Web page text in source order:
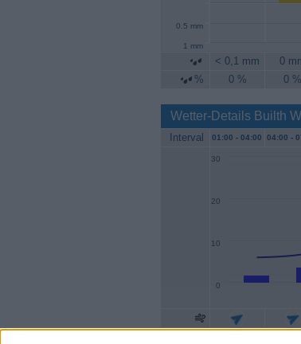
0.5 mm
1 mm
< 0,1 mm 0
%
0 % 0 %
Wetter-Details Builth
Interval 01:00 - 04:00 04:00 -
0
10
20
30